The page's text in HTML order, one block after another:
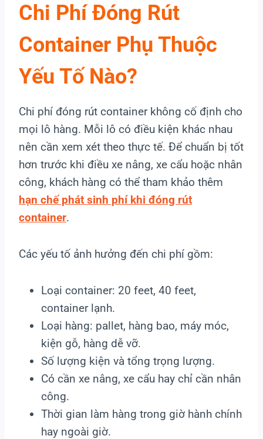
Chi Phí Đóng Rút
Container Phụ Thuộc
Yếu Tố Nào?
Chi phí đóng rút container không cố định cho
mọi lô hàng. Mỗi lô có điều kiện khác nhau
nên cần xem xét theo thực tế. Để chuẩn bị tốt
hơn trước khi điều xe nâng, xe cẩu hoặc nhân
công, khách hàng có thể tham khảo thêm
hạn chế phát sinh phí khi đóng rút
container.
Các yếu tố ảnh hưởng đến chi phí gồm:
Loại container: 20 feet, 40 feet,
container lạnh.
Loại hàng: pallet, hàng bao, máy móc,
kiện gỗ, hàng dễ vỡ.
Số lượng kiện và tổng trọng lượng.
Có cần xe nâng, xe cẩu hay chỉ cần nhân
công.
Thời gian làm hàng trong giờ hành chính
hay ngoài giờ.